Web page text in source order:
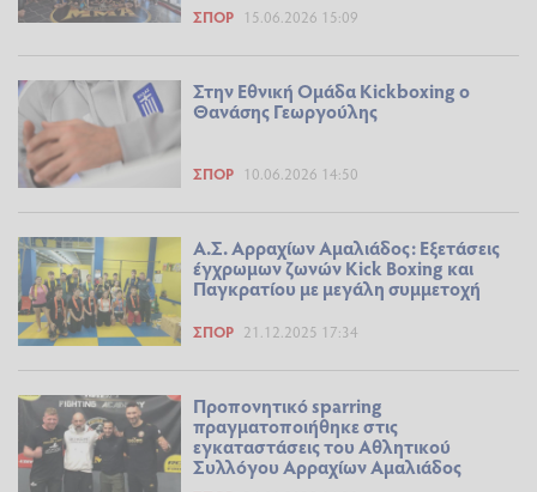
ΣΠΟΡ 15.06.2026 15:09
Στην Εθνική Ομάδα Kickboxing ο
Θανάσης Γεωργούλης
ΣΠΟΡ 10.06.2026 14:50
Α.Σ. Αρραχίων Αμαλιάδος: Εξετάσεις
έγχρωμων ζωνών Kick Boxing και
Παγκρατίου με μεγάλη συμμετοχή
ΣΠΟΡ 21.12.2025 17:34
Προπονητικό sparring
πραγματοποιήθηκε στις
εγκαταστάσεις του Αθλητικού
Συλλόγου Αρραχίων Αμαλιάδος